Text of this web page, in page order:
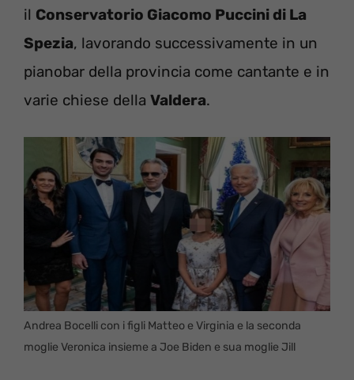
il Conservatorio Giacomo Puccini di La
Spezia, lavorando successivamente in un
pianobar della provincia come cantante e in
varie chiese della Valdera.
Andrea Bocelli con i figli Matteo e Virginia e la seconda
moglie Veronica insieme a Joe Biden e sua moglie Jill